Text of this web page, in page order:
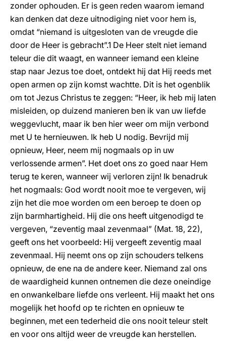
zonder ophouden. Er is geen reden waarom iemand
kan denken dat deze uitnodiging niet voor hem is,
omdat “niemand is uitgesloten van de vreugde die
door de Heer is gebracht”.1 De Heer stelt niet iemand
teleur die dit waagt, en wanneer iemand een kleine
stap naar Jezus toe doet, ontdekt hij dat Hij reeds met
open armen op zijn komst wachtte. Dit is het ogenblik
om tot Jezus Christus te zeggen: “Heer, ik heb mij laten
misleiden, op duizend manieren ben ik van uw liefde
weggevlucht, maar ik ben hier weer om mijn verbond
met U te hernieuwen. Ik heb U nodig. Bevrijd mij
opnieuw, Heer, neem mij nogmaals op in uw
verlossende armen”. Het doet ons zo goed naar Hem
terug te keren, wanneer wij verloren zijn! Ik benadruk
het nogmaals: God wordt nooit moe te vergeven, wij
zijn het die moe worden om een beroep te doen op
zijn barmhartigheid. Hij die ons heeft uitgenodigd te
vergeven, “zeventig maal zevenmaal” (Mat. 18, 22),
geeft ons het voorbeeld: Hij vergeeft zeventig maal
zevenmaal. Hij neemt ons op zijn schouders telkens
opnieuw, de ene na de andere keer. Niemand zal ons
de waardigheid kunnen ontnemen die deze oneindige
en onwankelbare liefde ons verleent. Hij maakt het ons
mogelijk het hoofd op te richten en opnieuw te
beginnen, met een tederheid die ons nooit teleur stelt
en voor ons altijd weer de vreugde kan herstellen.